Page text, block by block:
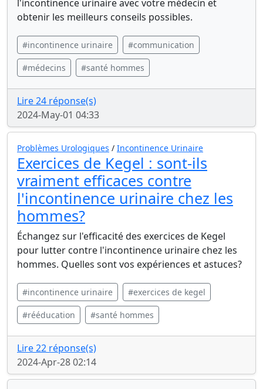
l'incontinence urinaire avec votre médecin et
obtenir les meilleurs conseils possibles.
#incontinence urinaire #communication
#médecins #santé hommes
Lire 24 réponse(s)
2024-May-01 04:33
Problèmes Urologiques / Incontinence Urinaire
Exercices de Kegel : sont-ils
vraiment efficaces contre
l'incontinence urinaire chez les
hommes?
Échangez sur l'efficacité des exercices de Kegel
pour lutter contre l'incontinence urinaire chez les
hommes. Quelles sont vos expériences et astuces?
#incontinence urinaire #exercices de kegel
#rééducation #santé hommes
Lire 22 réponse(s)
2024-Apr-28 02:14